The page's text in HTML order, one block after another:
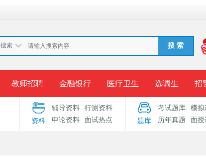
搜索 搜 索
教师招聘 金融银行 医疗卫生 选调生 招
准考证打印 成绩查询 录用公示 考
资料
辅导资料
行测资料
申论资料
面试热点 题库
考试题库
模拟
历年真题
面